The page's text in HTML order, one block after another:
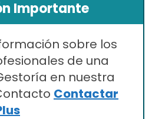
Importante
sobre los
de una
en nuestra
Contactar